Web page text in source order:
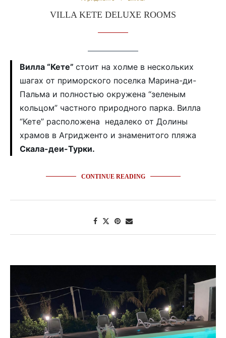
VILLA KETE DELUXE ROOMS
Вилла “Кете” стоит на холме в нескольких
шагах от приморского поселка Марина-ди-
Пальма и полностью окружена “зеленым
кольцом” частного природного парка. Вилла
“Кете” расположена недалеко от Долины
храмов в Агридженто и знаменитого пляжа
Скала-деи-Турки.
CONTINUE READING